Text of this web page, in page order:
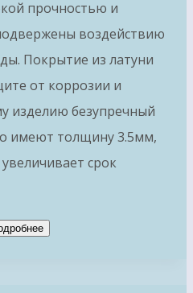
прочностью и
воздействию
Покрытие из латуни
от коррозии и
изделию безупречный
имеют толщину 3.5мм,
срок